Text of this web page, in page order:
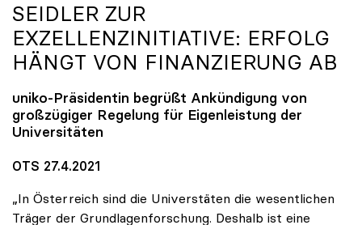
SEIDLER ZUR
EXZELLENZINITIATIVE: ERFOLG
HÄNGT VON FINANZIERUNG AB
uniko-Präsidentin begrüßt Ankündigung von
großzügiger Regelung für Eigenleistung der
Universitäten
OTS 27.4.2021
„In Österreich sind die Universtäten die wesentlichen
Träger der Grundlagenforschung. Deshalb ist eine